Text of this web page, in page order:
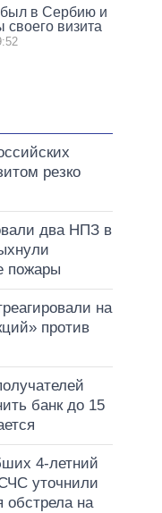
в Сербию и
своего визита
резко
два НПЗ в
пожары
на
против
банк до 15
4-летний
уточнили
обстрела на